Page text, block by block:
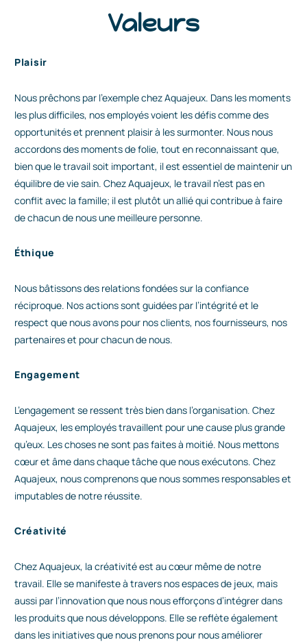
Valeurs
Plaisir
Nous prêchons par l’exemple chez Aquajeux. Dans les moments
les plus difficiles, nos employés voient les défis comme des
opportunités et prennent plaisir à les surmonter. Nous nous
accordons des moments de folie, tout en reconnaissant que,
bien que le travail soit important, il est essentiel de maintenir un
équilibre de vie sain. Chez Aquajeux, le travail n’est pas en
conflit avec la famille; il est plutôt un allié qui contribue à faire
de chacun de nous une meilleure personne.
Éthique
Nous bâtissons des relations fondées sur la confiance
réciproque. Nos actions sont guidées par l’intégrité et le
respect que nous avons pour nos clients, nos fournisseurs, nos
partenaires et pour chacun de nous.
Engagement
L’engagement se ressent très bien dans l’organisation. Chez
Aquajeux, les employés travaillent pour une cause plus grande
qu’eux. Les choses ne sont pas faites à moitié. Nous mettons
cœur et âme dans chaque tâche que nous exécutons. Chez
Aquajeux, nous comprenons que nous sommes responsables et
imputables de notre réussite.
Créativité
Chez Aquajeux, la créativité est au cœur même de notre
travail. Elle se manifeste à travers nos espaces de jeux, mais
aussi par l’innovation que nous nous efforçons d’intégrer dans
les produits que nous développons. Elle se reflète également
dans les initiatives que nous prenons pour nous améliorer